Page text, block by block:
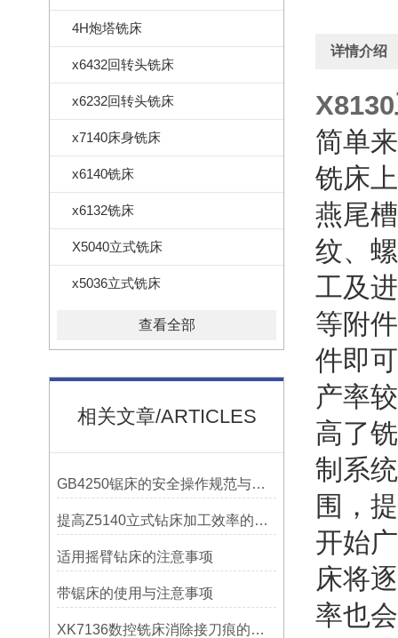
4H炮塔铣床
x6432回转头铣床
x6232回转头铣床
x7140床身铣床
x6140铣床
x6132铣床
X5040立式铣床
x5036立式铣床
查看全部
相关文章/ARTICLES
GB4250锯床的安全操作规范与注意事项
提高Z5140立式钻床加工效率的改进措施
适用摇臂钻床的注意事项
带锯床的使用与注意事项
XK7136数控铣床消除接刀痕的操作
详情介绍
简单
铣床
燕尾
纹、
工及
等附
件即
产率
高了
制系
围，
开始
床将
率也